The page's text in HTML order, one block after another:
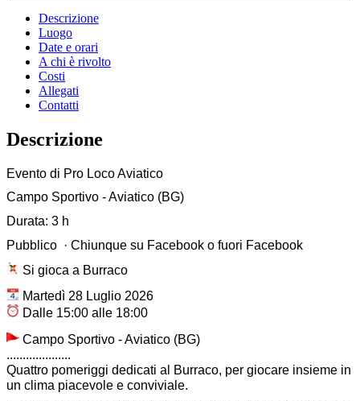
Descrizione
Luogo
Date e orari
A chi è rivolto
Costi
Allegati
Contatti
Descrizione
Evento di Pro Loco Aviatico
Campo Sportivo - Aviatico (BG)
Durata: 3 h
Pubblico · Chiunque su Facebook o fuori Facebook
Si gioca a Burraco
Martedì 28 Luglio 2026
Dalle 15:00 alle 18:00
Campo Sportivo - Aviatico (BG)
....................
Quattro pomeriggi dedicati al Burraco, per giocare insieme in
un clima piacevole e conviviale.